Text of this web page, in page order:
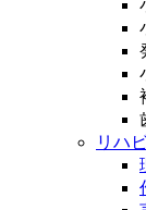
リハ